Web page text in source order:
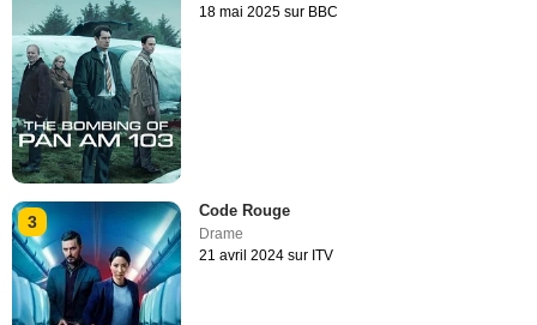
18 mai 2025 sur BBC
3
Code Rouge
Drame
21 avril 2024 sur ITV